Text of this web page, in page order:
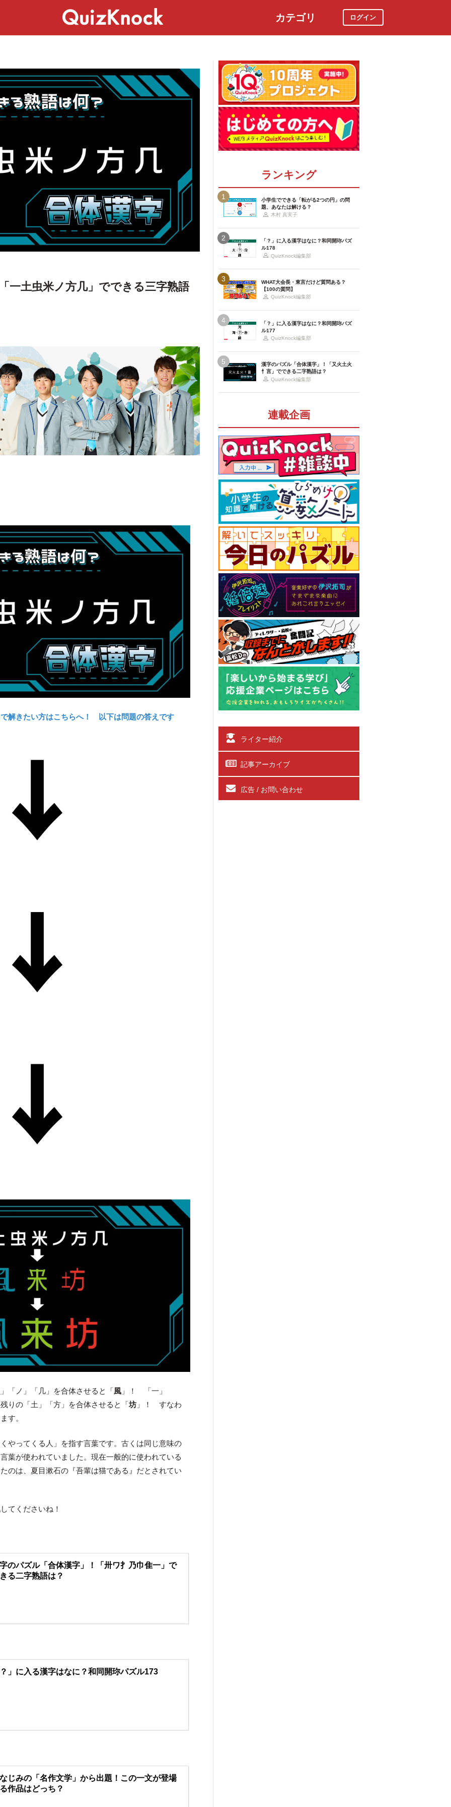
カテゴリ ログイン
一土虫米ノ方几」でできる三字熟語
解きたい方はこちらへ！ 以下は問題の答えです
「ノ」「几」を合体させると「風 」！ 「一」
りの「土」「方」を合体させると「坊 」！ すなわ
す。
やってくる人」を指す言葉です。古くは同じ意味の
葉が使われていました。現在一般的に使われている
のは、夏目漱石の『吾輩は猫である』だとされてい
てくださいね！
のパズル「合体漢字」！「卅ワ扌乃巾隹一」で
る二字熟語は？
」に入る漢字はなに？和同開珎パズル173
じみの「名作文学」から出題！この一文が登場
作品はどっち？
ランキング
1
小学生でできる「転がる2つの円」の問
題、あなたは解ける？
木村 真実子
2
「？」に入る漢字はなに？和同開珎パズ
ル178
QuizKnock編集部
3
WHAT大会長・東言だけど質問ある？
【100の質問】
QuizKnock編集部
4
「？」に入る漢字はなに？和同開珎パズ
ル177
QuizKnock編集部
5
漢字のパズル「合体漢字」！「又火土火
忄言」でできる二字熟語は？
QuizKnock編集部
連載企画
ライター紹介
記事アーカイブ
広告 / お問い合わせ